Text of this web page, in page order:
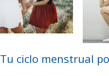
Tu ciclo menstrual